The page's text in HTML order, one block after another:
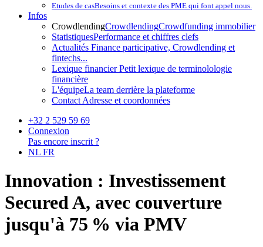
Etudes de casBesoins et contexte des PME qui font appel nous.
Infos
CrowdlendingCrowdlendingCrowdfunding immobilier
StatistiquesPerformance et chiffres clefs
Actualités Finance participative, Crowdlending et
fintechs...
Lexique financierPetit lexique de terminolologie
financière
L'équipeLa team derrière la plateforme
Contact Adresse et coordonnées
+32 2 529 59 69
Connexion
Pas encore inscrit ?
NL FR
Innovation : Investissement
Secured A, avec couverture
jusqu'à 75 % via PMV